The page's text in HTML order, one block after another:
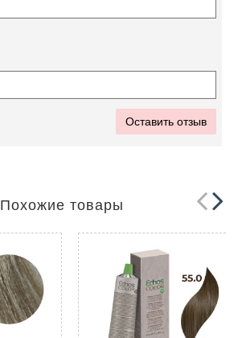
Оставить отзыв
Похожие товары